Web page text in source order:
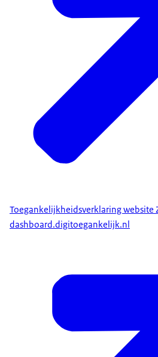
Toegankelijkheidsverklaring website
dashboard.digitoegankelijk.nl